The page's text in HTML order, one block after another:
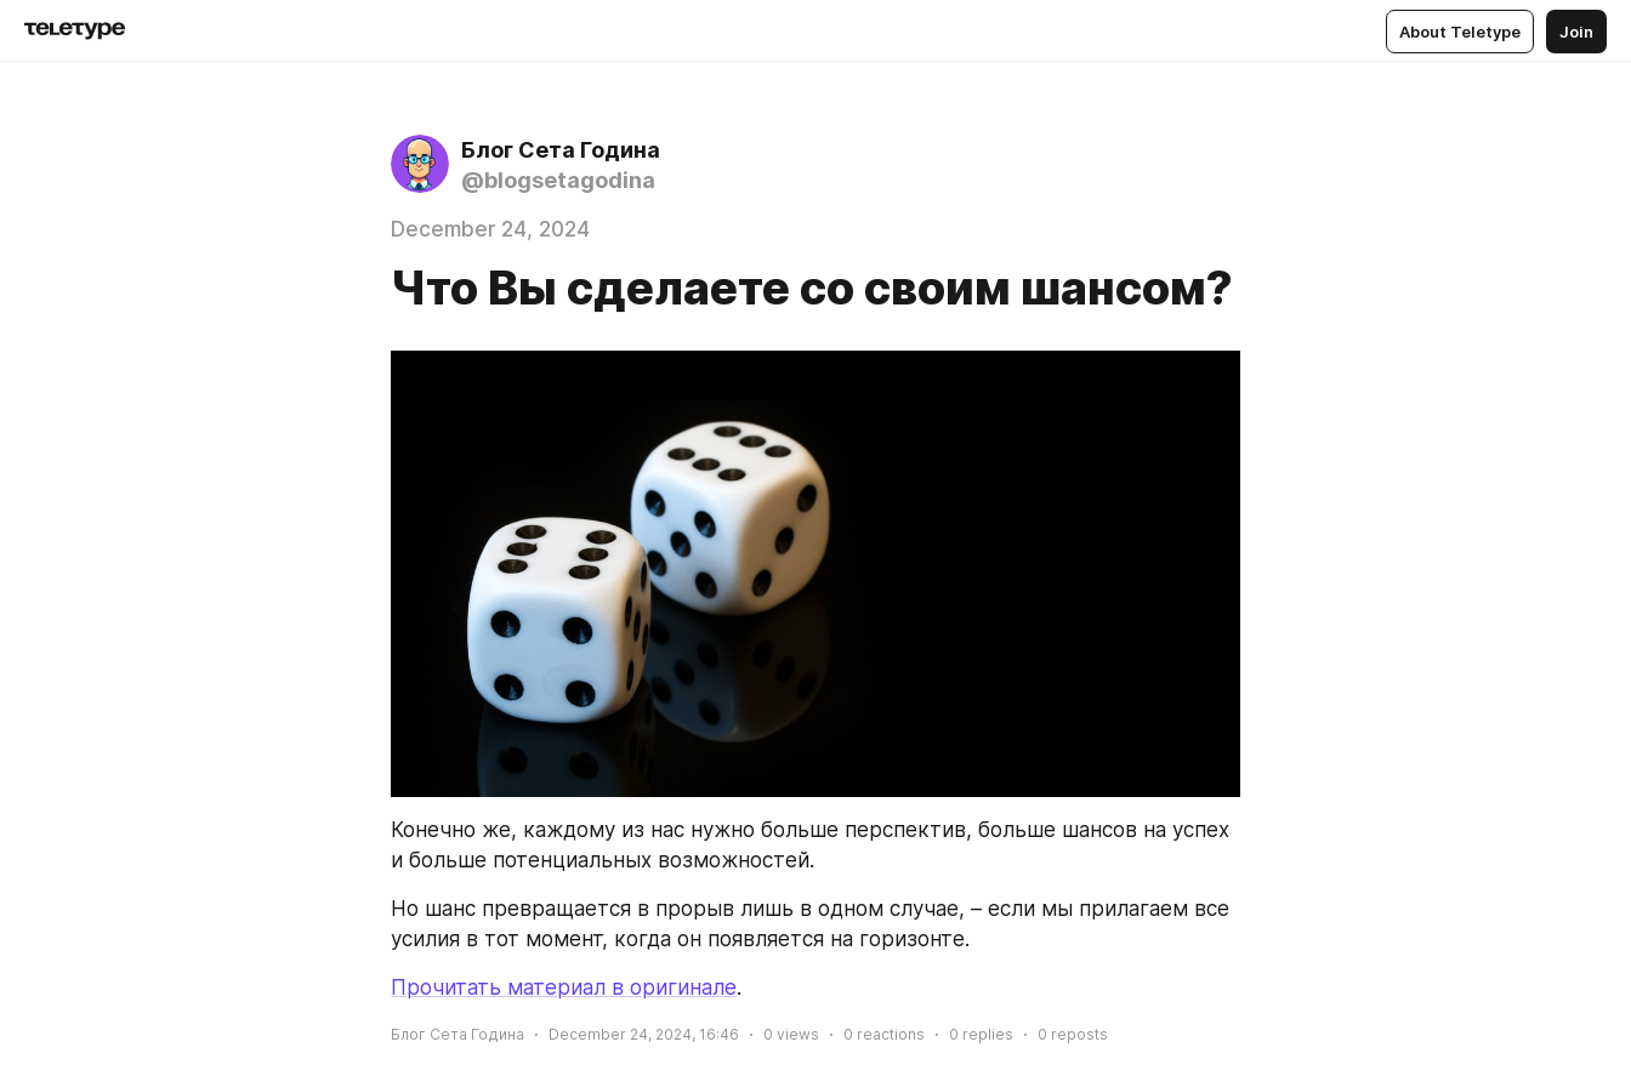
About Teletype Join
Блог Сета Година
@blogsetagodina
December 24, 2024
Что Вы сделаете со своим шансом?
Конечно же, каждому из нас нужно больше перспектив, больше шансов на успех
и больше потенциальных возможностей.
Но шанс превращается в прорыв лишь в одном случае, – если мы прилагаем все
усилия в тот момент, когда он появляется на горизонте.
Прочитать материал в оригинале.
Блог Сета Година December 24, 2024, 16:46 0 views 0 reactions 0 replies 0 reposts